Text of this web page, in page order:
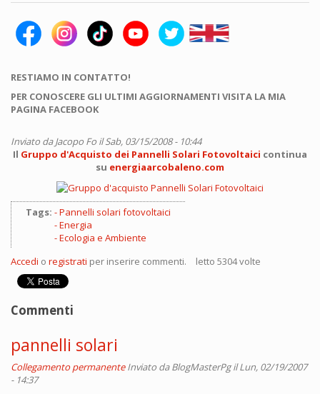
RESTIAMO IN CONTATTO!
PER CONOSCERE GLI ULTIMI AGGIORNAMENTI VISITA LA MIA
PAGINA FACEBOOK
Inviato daJacopo Fo il Sab, 03/15/2008 - 10:44
Il Gruppo d'Acquisto dei Pannelli Solari Fotovoltaici continua
su energiaarcobaleno.com
Tags:
Pannelli solari fotovoltaici
Energia
Ecologia e Ambiente
Accedi o registrati per inserire commenti. letto 5304 volte
Commenti
pannelli solari
Collegamento permanente Inviato daBlogMasterPgil Lun, 02/19/2007
- 14:37